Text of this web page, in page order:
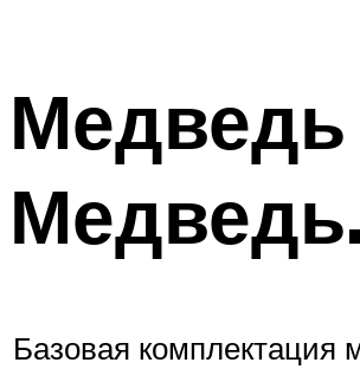
Медведь
Базовая комплектация